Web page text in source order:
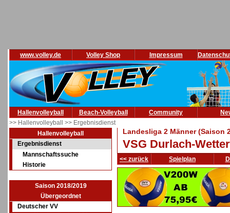
www.volley.de Volley Shop Impressum
Hallenvolleyball Beach-Volleyball Community
>> Hallenvolleyball >> Ergebnisdienst
Hallenvolleyball
Ergebnisdienst
Mannschaftssuche
Historie
Saison 2018/2019
Übergeordnet
Deutscher VV
Landesliga 2 Männer (Saison
VSG Durlach-
<< zurück Spielplan